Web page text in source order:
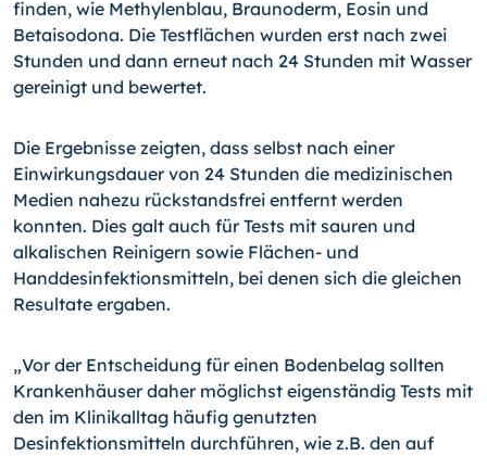
finden, wie Methylenblau, Braunoderm, Eosin und
Betaisodona. Die Testflächen wurden erst nach zwei
Stunden und dann erneut nach 24 Stunden mit Wasser
gereinigt und bewertet.
Die Ergebnisse zeigten, dass selbst nach einer
Einwirkungsdauer von 24 Stunden die medizinischen
Medien nahezu rückstandsfrei entfernt werden
konnten. Dies galt auch für Tests mit sauren und
alkalischen Reinigern sowie Flächen- und
Handdesinfektionsmitteln, bei denen sich die gleichen
Resultate ergaben.
„Vor der Entscheidung für einen Bodenbelag sollten
Krankenhäuser daher möglichst eigenständig Tests mit
den im Klinikalltag häufig genutzten
Desinfektionsmitteln durchführen, wie z.B. den auf